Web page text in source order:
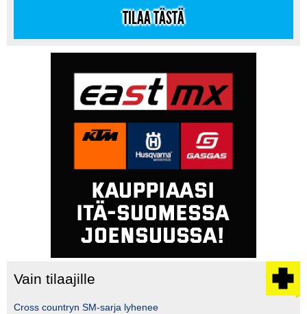
TILAA TÄSTÄ
Vain tilaajille
Cross countryn SM-sarja lyhenee